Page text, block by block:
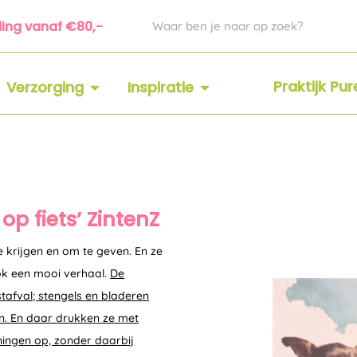
vanaf €80,- Zoeken
Verzorging OPEN VERZORGING
Inspiratie OPEN INSPIRATIEPraktijk
fiets’ ZintenZ
en om te geven. En ze
een mooi verhaal. De
stengels en bladeren
En daar drukken ze met
op, zonder daarbij